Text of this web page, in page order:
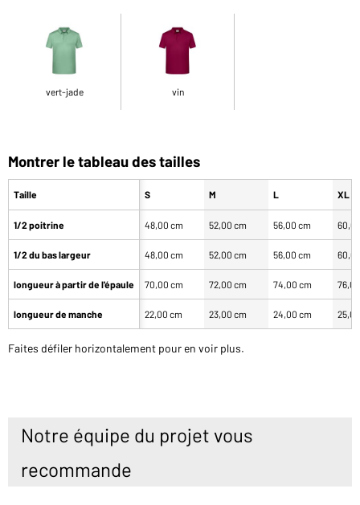
vert-jade vin
Montrer le tableau des tailles
Taille
1/2 poitrine
1/2 du bas largeur
longueur à partir de l'épaule
longueur de manche
S M L XL
48,00 cm 52,00 cm 56,00 cm
48,00 cm 52,00 cm 56,00 cm
70,00 cm 72,00 cm 74,00 cm
22,00 cm 23,00 cm 24,00 cm
Faites défiler horizontalement pour en voir plus.
Notre équipe du projet vous
recommande